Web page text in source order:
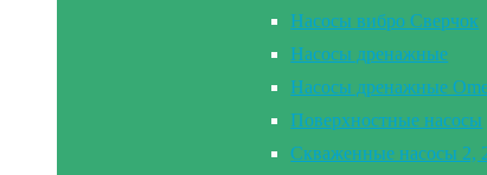
Насосы вибро Сверчок
Насосы дренажные
Насосы дренажные
Поверхностные насосы
Скваженные насосы 2,